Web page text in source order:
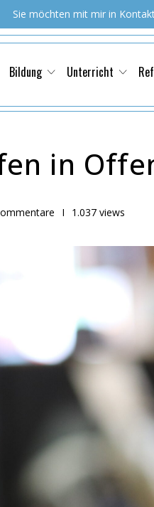
Sie möchten mit mir in
Bildung Unterricht
in
I 1.037 views